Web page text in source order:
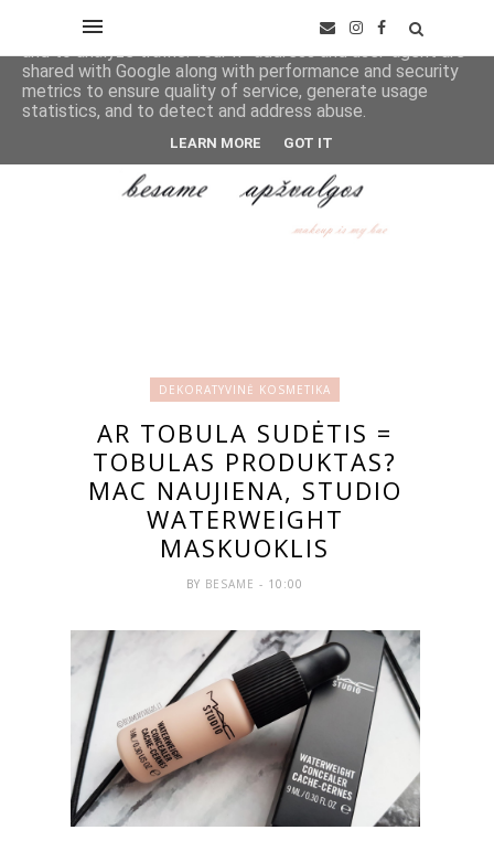
DEKORATYVINĖ KOSMETIKA
AR TOBULA SUDĖTIS =
TOBULAS PRODUKTAS?
MAC NAUJIENA, STUDIO
WATERWEIGHT
MASKUOKLIS
BY BESAME- 10:00
This site uses cookies from Google to deliver its services
and to analyze traffic. Your IP address and user-agent are
shared with Google along with performance and security
metrics to ensure quality of service, generate usage
statistics, and to detect and address abuse.
LEARN MORE GOT IT